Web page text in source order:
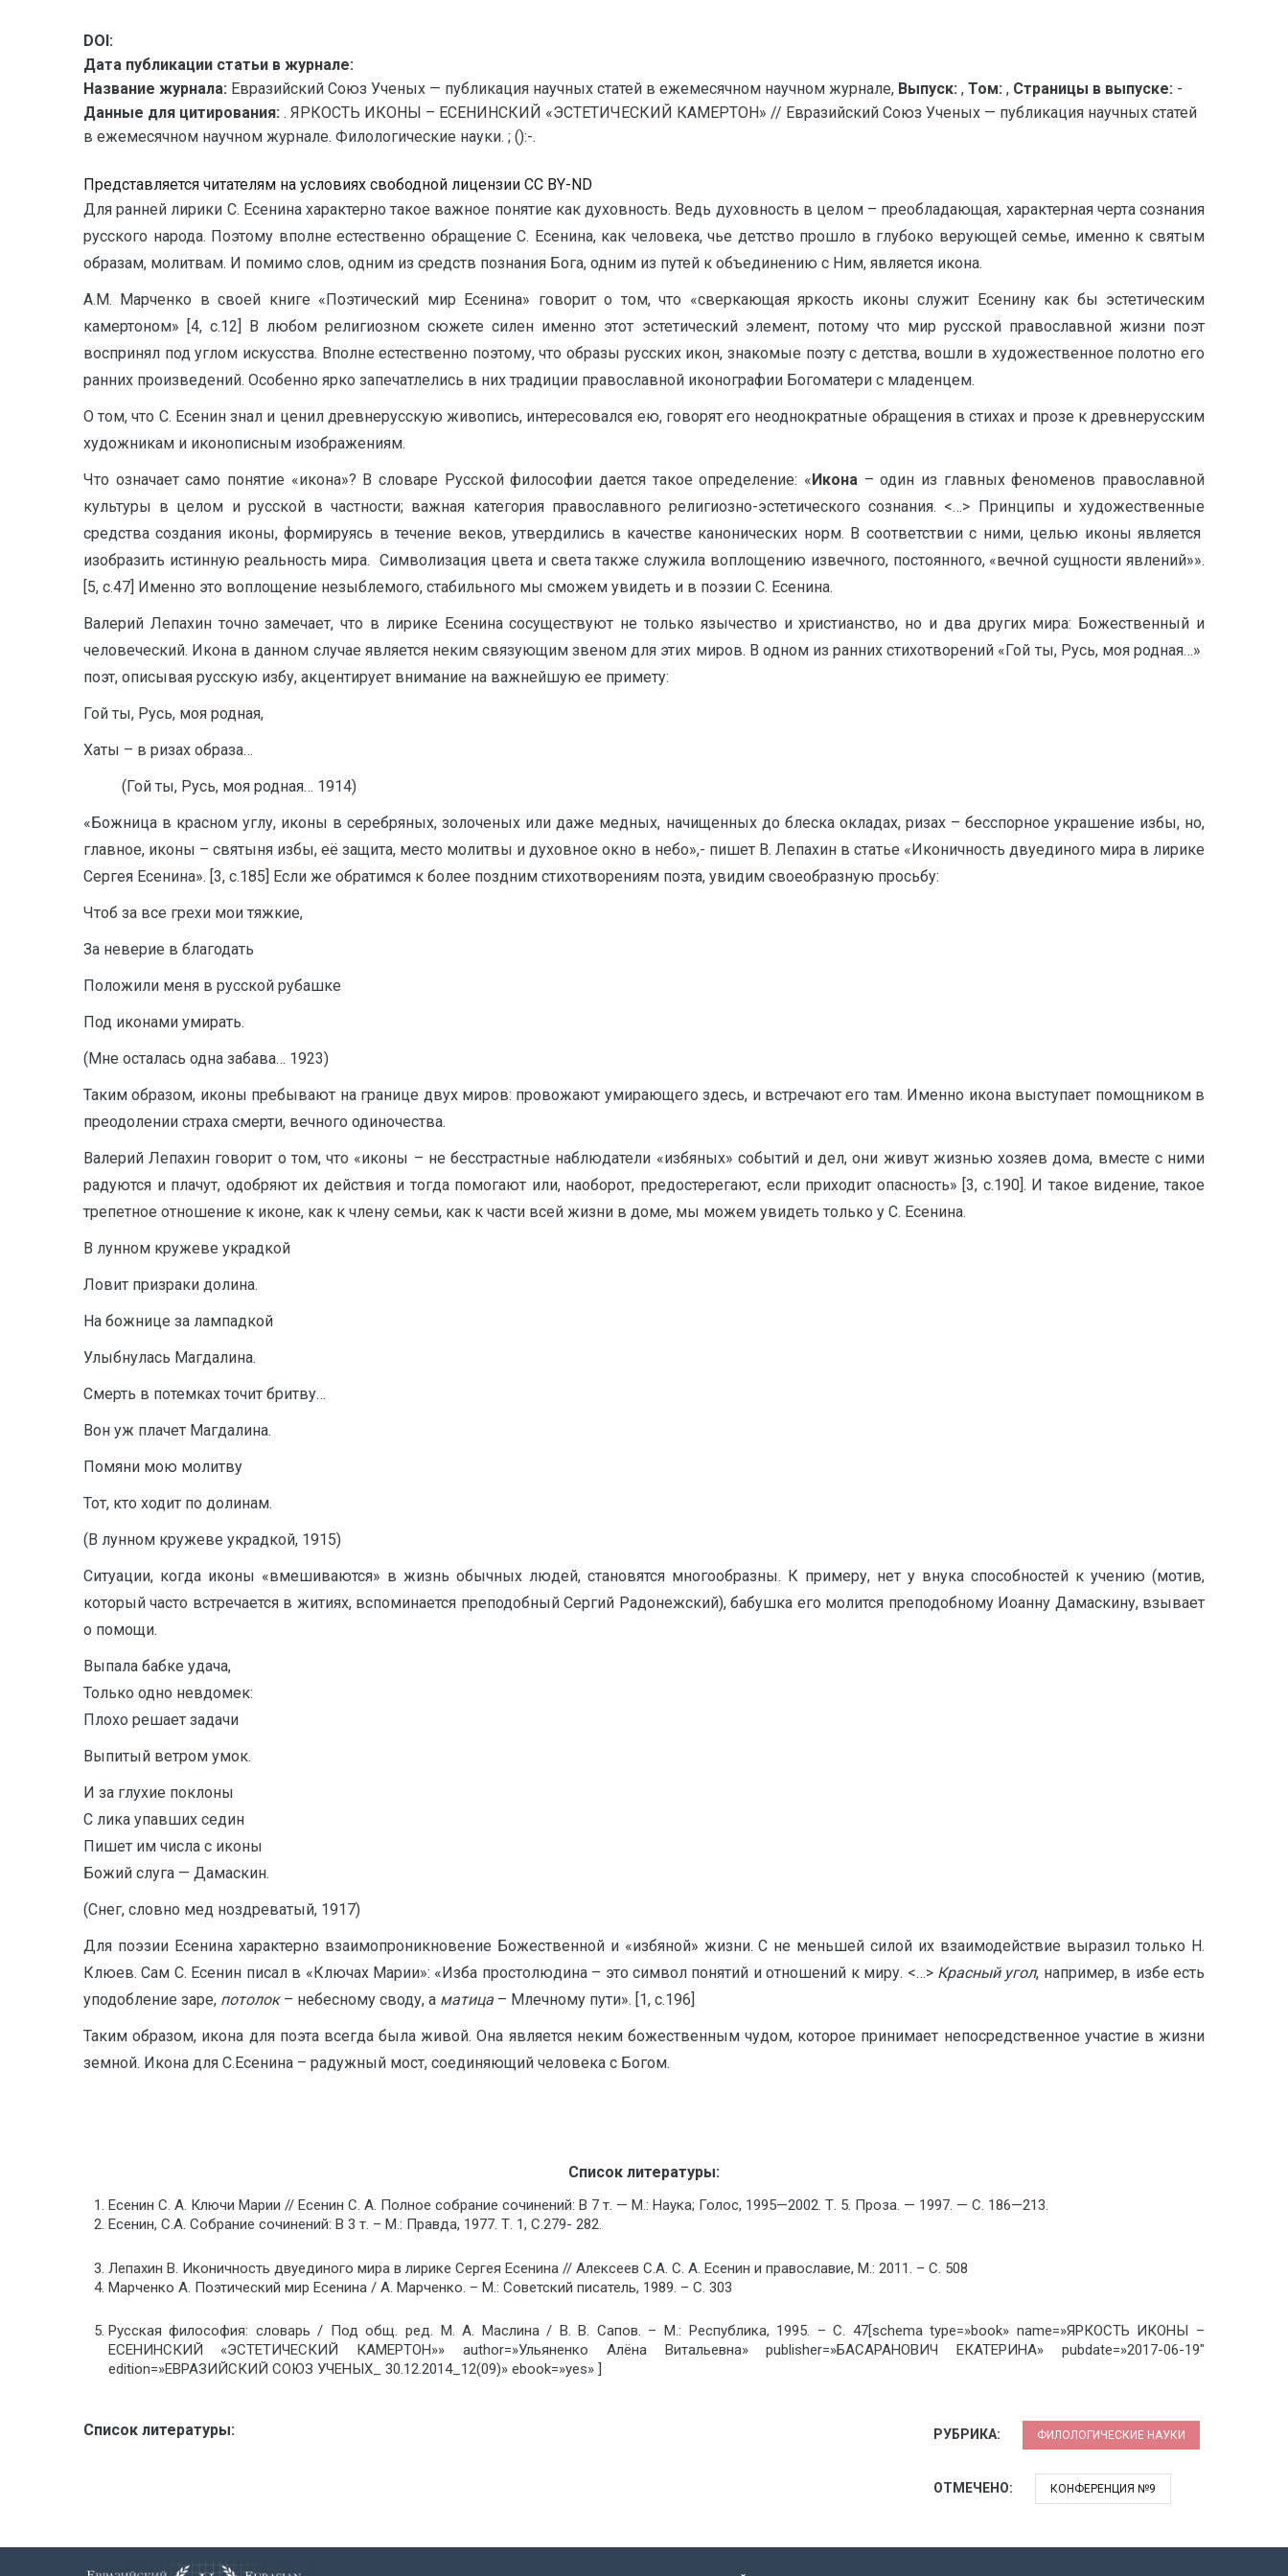
DOI:
Дата публикации статьи в журнале:
Название журнала: Евразийский Союз Ученых — публикация научных статей в ежемесячном научном журнале, Выпуск: , Том: , Страницы в выпуске: -
Данные для цитирования: . ЯРКОСТЬ ИКОНЫ – ЕСЕНИНСКИЙ «ЭСТЕТИЧЕСКИЙ КАМЕРТОН» // Евразийский Союз Ученых — публикация научных статей
в ежемесячном научном журнале. Филологические науки. ; ():-.
Представляется читателям на условиях свободной лицензии CC BY-ND
Для ранней лирики С. Есенина характерно такое важное понятие как духовность. Ведь духовность в целом – преобладающая, характерная черта сознания
русского народа. Поэтому вполне естественно обращение С. Есенина, как человека, чье детство прошло в глубоко верующей семье, именно к святым
образам, молитвам. И помимо слов, одним из средств познания Бога, одним из путей к объединению с Ним, является икона.
А.М. Марченко в своей книге «Поэтический мир Есенина» говорит о том, что «сверкающая яркость иконы служит Есенину как бы эстетическим
камертоном» [4, с.12] В любом религиозном сюжете силен именно этот эстетический элемент, потому что мир русской православной жизни поэт
воспринял под углом искусства. Вполне естественно поэтому, что образы русских икон, знакомые поэту с детства, вошли в художественное полотно его
ранних произведений. Особенно ярко запечатлелись в них традиции православной иконографии Богоматери с младенцем.
О том, что С. Есенин знал и ценил древнерусскую живопись, интересовался ею, говорят его неоднократные обращения в стихах и прозе к древнерусским
художникам и иконописным изображениям.
Что означает само понятие «икона»? В словаре Русской философии дается такое определение: «Икона – один из главных феноменов православной
культуры в целом и русской в частности; важная категория православного религиозно-эстетического сознания. <…> Принципы и художественные
средства создания иконы, формируясь в течение веков, утвердились в качестве канонических норм. В соответствии с ними, целью иконы является
изобразить истинную реальность мира. Символизация цвета и света также служила воплощению извечного, постоянного, «вечной сущности явлений»».
[5, с.47] Именно это воплощение незыблемого, стабильного мы сможем увидеть и в поэзии С. Есенина.
Валерий Лепахин точно замечает, что в лирике Есенина сосуществуют не только язычество и христианство, но и два других мира: Божественный и
человеческий. Икона в данном случае является неким связующим звеном для этих миров. В одном из ранних стихотворений «Гой ты, Русь, моя родная…»
поэт, описывая русскую избу, акцентирует внимание на важнейшую ее примету:
Гой ты, Русь, моя родная,
Хаты – в ризах образа…
(Гой ты, Русь, моя родная… 1914)
«Божница в красном углу, иконы в серебряных, золоченых или даже медных, начищенных до блеска окладах, ризах – бесспорное украшение избы, но,
главное, иконы – святыня избы, её защита, место молитвы и духовное окно в небо»,- пишет В. Лепахин в статье «Иконичность двуединого мира в лирике
Сергея Есенина». [3, с.185] Если же обратимся к более поздним стихотворениям поэта, увидим своеобразную просьбу:
Чтоб за все грехи мои тяжкие,
За неверие в благодать
Положили меня в русской рубашке
Под иконами умирать.
(Мне осталась одна забава… 1923)
Таким образом, иконы пребывают на границе двух миров: провожают умирающего здесь, и встречают его там. Именно икона выступает помощником в
преодолении страха смерти, вечного одиночества.
Валерий Лепахин говорит о том, что «иконы – не бесстрастные наблюдатели «избяных» событий и дел, они живут жизнью хозяев дома, вместе с ними
радуются и плачут, одобряют их действия и тогда помогают или, наоборот, предостерегают, если приходит опасность» [3, с.190]. И такое видение, такое
трепетное отношение к иконе, как к члену семьи, как к части всей жизни в доме, мы можем увидеть только у С. Есенина.
В лунном кружеве украдкой
Ловит призраки долина.
На божнице за лампадкой
Улыбнулась Магдалина.
Смерть в потемках точит бритву…
Вон уж плачет Магдалина.
Помяни мою молитву
Тот, кто ходит по долинам.
(В лунном кружеве украдкой, 1915)
Ситуации, когда иконы «вмешиваются» в жизнь обычных людей, становятся многообразны. К примеру, нет у внука способностей к учению (мотив,
который часто встречается в житиях, вспоминается преподобный Сергий Радонежский), бабушка его молится преподобному Иоанну Дамаскину, взывает
о помощи.
Выпала бабке удача,
Только одно невдомек:
Плохо решает задачи
Выпитый ветром умок.
И за глухие поклоны
С лика упавших седин
Пишет им числа с иконы
Божий слуга — Дамаскин.
(Снег, словно мед ноздреватый, 1917)
Для поэзии Есенина характерно взаимопроникновение Божественной и «избяной» жизни. С не меньшей силой их взаимодействие выразил только Н.
Клюев. Сам С. Есенин писал в «Ключах Марии»: «Изба простолюдина – это символ понятий и отношений к миру. <…> Красный угол, например, в избе есть
уподобление заре, потолок– небесному своду, а матица – Млечному пути». [1, с.196]
Таким образом, икона для поэта всегда была живой. Она является неким божественным чудом, которое принимает непосредственное участие в жизни
земной. Икона для С.Есенина – радужный мост, соединяющий человека с Богом.
Список литературы:
Есенин С. А. Ключи Марии // Есенин С. А. Полное собрание сочинений: В 7 т. — М.: Наука; Голос, 1995—2002. Т. 5. Проза. — 1997. — С. 186—213.
Есенин, С.А. Собрание сочинений: В 3 т. – М.: Правда, 1977. Т. 1, С.279- 282.
Лепахин В. Иконичность двуединого мира в лирике Сергея Есенина // Алексеев С.А. С. А. Есенин и православие, М.: 2011. – С. 508
Марченко А. Поэтический мир Есенина / А. Марченко. – М.: Советский писатель, 1989. – С. 303
Русская философия: словарь / Под общ. ред. М. А. Маслина / В. В. Сапов. – М.: Республика, 1995. – С. 47[schema type=»book» name=»ЯРКОСТЬ ИКОНЫ –
ЕСЕНИНСКИЙ «ЭСТЕТИЧЕСКИЙ КАМЕРТОН»» author=»Ульяненко Алёна Витальевна» publisher=»БАСАРАНОВИЧ ЕКАТЕРИНА» pubdate=»2017-06-19″
edition=»ЕВРАЗИЙСКИЙ СОЮЗ УЧЕНЫХ_ 30.12.2014_12(09)» ebook=»yes» ]
Список литературы: РУБРИКА: ФИЛОЛОГИЧЕСКИЕ НАУКИ
ОТМЕЧЕНО: КОНФЕРЕНЦИЯ №9